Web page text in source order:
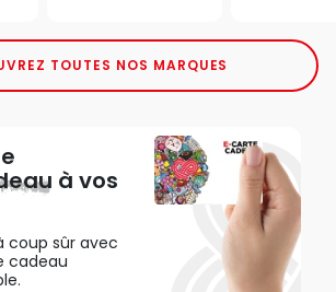
TOUTES NOS MARQUES
à vos
coup sûr avec
cadeau